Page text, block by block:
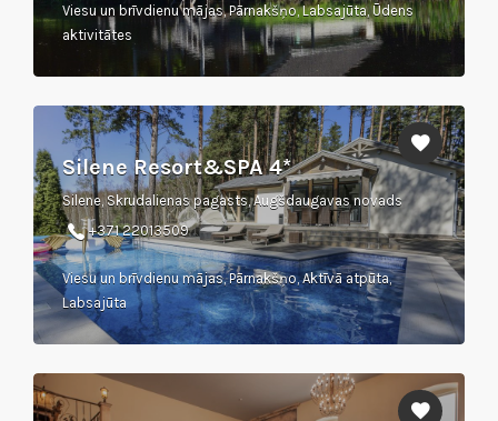
Viesu un brīvdienu mājas, Pārnakšņo, Labsajūta, Ūdens
aktivitātes
Silene Resort&SPA 4*
Silene, Skrudalienas pagasts, Augšdaugavas novads
+371 22013509
Viesu un brīvdienu mājas, Pārnakšņo, Aktīvā atpūta,
Labsajūta